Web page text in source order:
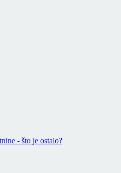
- što je ostalo?